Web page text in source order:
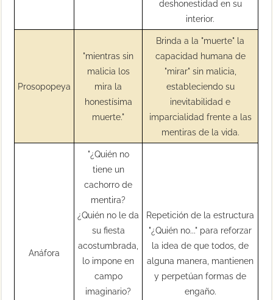
deshonestidad en su
interior.
Prosopopeya
"mientras sin
malicia los
mira la
honestísima
muerte."
Brinda a la "muerte" la
capacidad humana de
"mirar" sin malicia,
estableciendo su
inevitabilidad e
imparcialidad frente a las
mentiras de la vida.
Anáfora
"¿Quién no
tiene un
cachorro de
mentira?
¿Quién no le da
su fiesta
acostumbrada,
lo impone en
campo
imaginario?
Repetición de la estructura
"¿Quién no..." para reforzar
la idea de que todos, de
alguna manera, mantienen
y perpetúan formas de
engaño.